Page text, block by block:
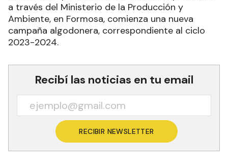
a través del Ministerio de la Producción y
Ambiente, en Formosa, comienza una nueva
campaña algodonera, correspondiente al ciclo
2023-2024.
Recibí las noticias en tu email
RECIBIR NEWSLETTER